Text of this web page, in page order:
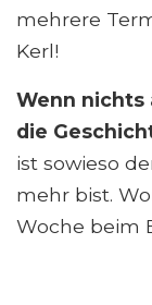
mehrere
Kerl!
Wenn nichts
die
ist sowieso
mehr bist.
Woche beim